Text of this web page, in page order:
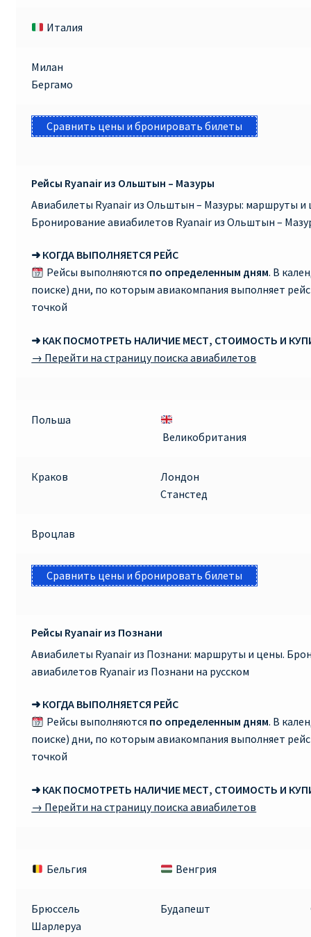
Италия
Милан
Бергамо
Сравнить цены и бронировать билеты
Рейсы Ryanair из Ольштын – Мазуры
Авиабилеты Ryanair из Ольштын – Мазуры: маршруты и
Бронирование авиабилетов Ryanair из Ольштын –
➜ КОГДА ВЫПОЛНЯЕТСЯ РЕЙС
Рейсы выполняются по определенным дням. В
поиске) дни, по которым авиакомпания выполняет
точкой
➜ КАК ПОСМОТРЕТЬ НАЛИЧИЕ МЕСТ, СТОИМОСТЬ И
→ Перейти на страницу поиска авиабилетов
Польша
Великобритания
Краков
Лондон
Станстед
Вроцлав
Сравнить цены и бронировать билеты
Рейсы Ryanair из Познани
Авиабилеты Ryanair из Познани: маршруты и цены.
авиабилетов Ryanair из Познани на русском
➜ КОГДА ВЫПОЛНЯЕТСЯ РЕЙС
Рейсы выполняются по определенным дням. В
поиске) дни, по которым авиакомпания выполняет
точкой
➜ КАК ПОСМОТРЕТЬ НАЛИЧИЕ МЕСТ, СТОИМОСТЬ И
→ Перейти на страницу поиска авиабилетов
Бельгия Венгрия
Брюссель
Шарлеруа
Будапешт